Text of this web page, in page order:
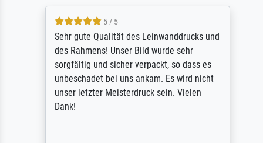
5 / 5
Sehr gute Qualität des Leinwanddrucks und
des Rahmens! Unser Bild wurde sehr
sorgfältig und sicher verpackt, so dass es
unbeschadet bei uns ankam. Es wird nicht
unser letzter Meisterdruck sein. Vielen
Dank!